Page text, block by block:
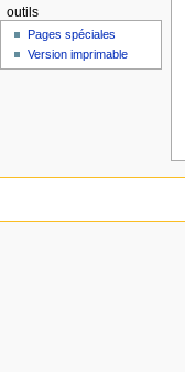
outils
Pages spéciales
Version imprimable